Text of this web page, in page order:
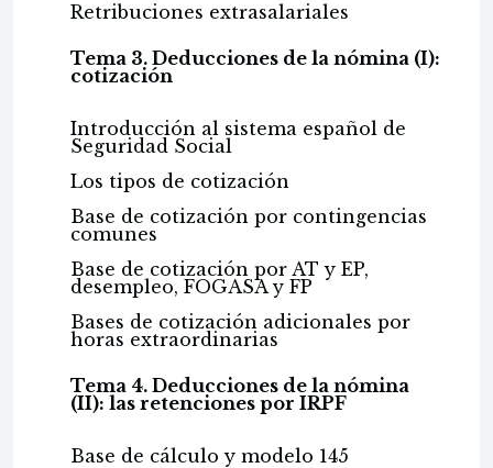
Retribuciones extrasalariales
Tema 3. Deducciones de la nómina (I):
cotización
Introducción al sistema español de
Seguridad Social
Los tipos de cotización
Base de cotización por contingencias
comunes
Base de cotización por AT y EP,
desempleo, FOGASA y FP
Bases de cotización adicionales por
horas extraordinarias
Tema 4. Deducciones de la nómina
(II): las retenciones por IRPF
Base de cálculo y modelo 145